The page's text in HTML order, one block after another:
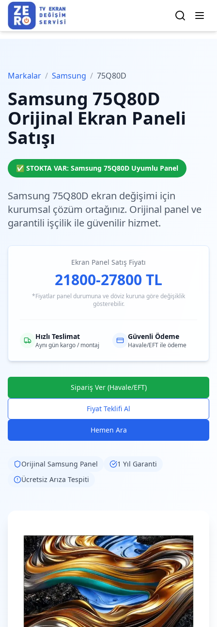
Markalar / Samsung / 75Q80D
Samsung 75Q80D
Orijinal Ekran Paneli
Satışı
✅ STOKTA VAR: Samsung 75Q80D Uyumlu Panel
Samsung 75Q80D ekran değişimi için
kurumsal çözüm ortağınız. Orijinal panel ve
garantili işçilik ile güvenilir hizmet.
Ekran Panel Satış Fiyatı
21800-27800 TL
*Fiyatlar panel durumuna ve döviz kuruna göre değişiklik
gösterebilir.
Hızlı Teslimat
Aynı gün kargo / montaj
Güvenli Ödeme
Havale/EFT ile ödeme
Sipariş Ver (Havale/EFT)
Fiyat Teklifi Al
Hemen Ara
Orijinal Samsung Panel
1 Yıl Garanti
Ücretsiz Arıza Tespiti